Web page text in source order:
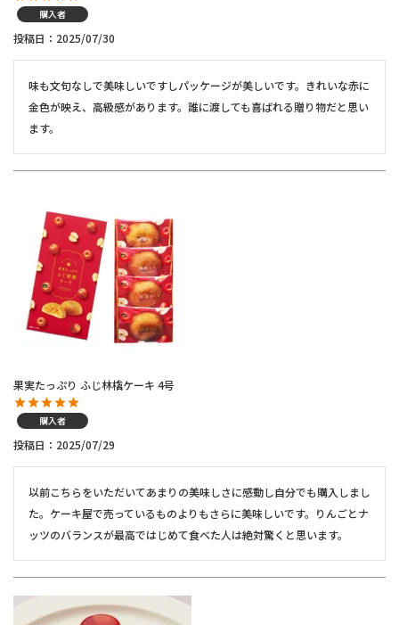
購入者
投稿日 2025/07/30
味も文句なしで美味しいですしパッケージが美しいです。きれいな赤に
金色が映え、高級感があります。誰に渡しても喜ばれる贈り物だと思い
ます。
果実たっぷり ふじ林檎ケーキ 4号
購入者
投稿日 2025/07/29
以前こちらをいただいてあまりの美味しさに感動し自分でも購入しまし
た。ケーキ屋で売っているものよりもさらに美味しいです。りんごとナ
ッツのバランスが最高ではじめて食べた人は絶対驚くと思います。